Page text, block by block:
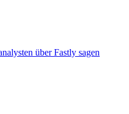
über Fastly sagen